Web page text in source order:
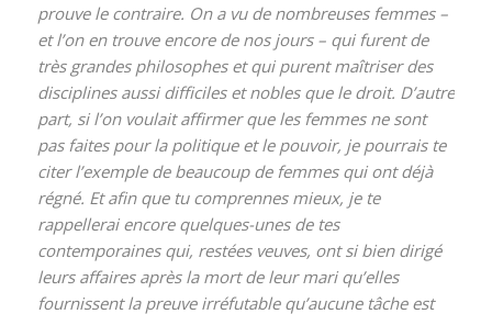
prouve le contraire. On a vu de nombreuses femmes –
et l’on en trouve encore de nos jours – qui furent de
très grandes philosophes et qui purent maîtriser des
disciplines aussi difficiles et nobles que le droit. D’autre
part, si l’on voulait affirmer que les femmes ne sont
pas faites pour la politique et le pouvoir, je pourrais te
citer l’exemple de beaucoup de femmes qui ont déjà
régné. Et afin que tu comprennes mieux, je te
rappellerai encore quelques-unes de tes
contemporaines qui, restées veuves, ont si bien dirigé
leurs affaires après la mort de leur mari qu’elles
fournissent la preuve irréfutable qu’aucune tâche est